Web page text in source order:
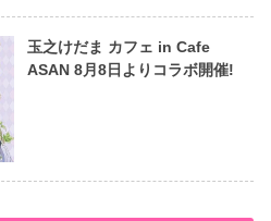
玉之けだま カフェ in Cafe
ASAN 8月8日よりコラボ開催!